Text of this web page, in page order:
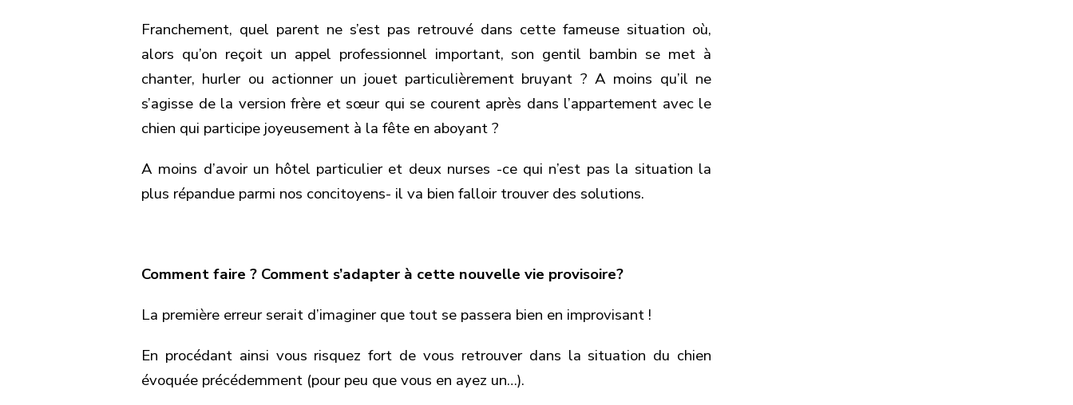
Franchement, quel parent ne s’est pas retrouvé dans cette fameuse situation où,
alors qu’on reçoit un appel professionnel important, son gentil bambin se met à
chanter, hurler ou actionner un jouet particulièrement bruyant ? A moins qu’il ne
s’agisse de la version frère et sœur qui se courent après dans l’appartement avec le
chien qui participe joyeusement à la fête en aboyant ?
A moins d’avoir un hôtel particulier et deux nurses -ce qui n’est pas la situation la
plus répandue parmi nos concitoyens- il va bien falloir trouver des solutions.
Comment faire ? Comment s’adapter à cette nouvelle vie provisoire?
La première erreur serait d’imaginer que tout se passera bien en improvisant !
En procédant ainsi vous risquez fort de vous retrouver dans la situation du chien
évoquée précédemment (pour peu que vous en ayez un…).